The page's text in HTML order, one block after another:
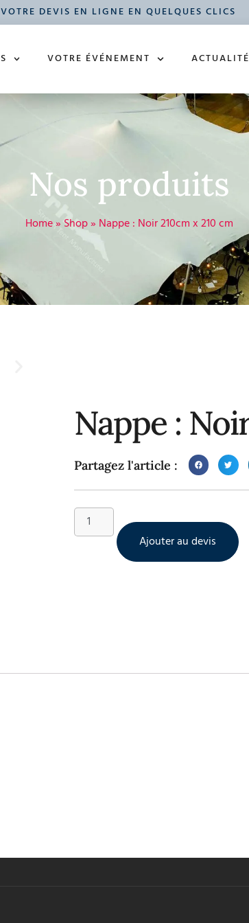
VOTRE DEVIS EN LIGNE EN QUELQUES CLICS
VOTRE ÉVÉNEMENT
Nos produits
Home»Shop» Nappe : Noir 210cm x 210 cm
Nappe :
Partagez l'article :
Ajouter au devis